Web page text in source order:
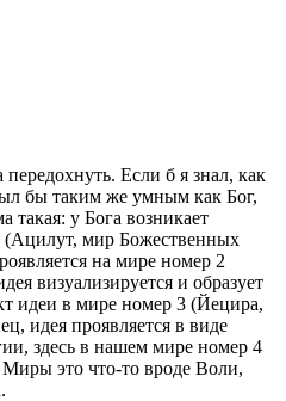
Если б я знал, как
бы таким же умным как Бог,
такая: у Бога возникает
(Ацилут, мир Божественных
на мире номер 2
визуализируется и образует
идеи в мире номер 3 (Йецира,
идея проявляется в виде
здесь в нашем мире номер 4
это что-то вроде Воли,